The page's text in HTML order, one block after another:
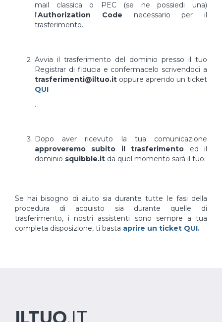
mail classica o PEC (se ne possiedi una)
l'Authorization Code necessario per il
trasferimento.
Avvia il trasferimento del dominio presso il tuo
Registrar di fiducia e confermacelo scrivendoci a
trasferimenti@iltuo.it oppure aprendo un ticket
QUI
.
Dopo aver ricevuto la tua comunicazione
approveremo subito il trasferimento ed il
dominio squibble.it da quel momento sarà il tuo.
Se hai bisogno di aiuto sia durante tutte le fasi della
procedura di acquisto sia durante quelle di
trasferimento, i nostri assistenti sono sempre a tua
completa disposizione, ti basta aprire un ticket QUI.
ILTUO.IT